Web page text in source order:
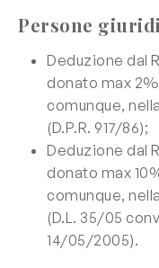
Persone
Deduzione dal
donato max
comunque,
(D.P.R. 917/86);
Deduzione dal
donato max
comunque,
(D.L. 35/05
14/05/2005).